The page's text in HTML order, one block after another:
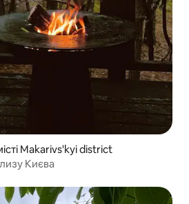
Makarivs'kyi district
Києва